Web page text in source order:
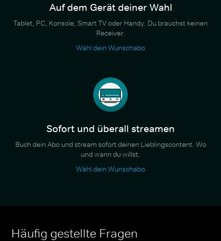
Auf dem Gerät deiner Wahl
Tablet, PC, Konsole, Smart TV oder Handy. Du brauchst keinen
Receiver.
Wähl dein Wunschabo
Sofort und überall streamen
Buch dein Abo und stream sofort deinen Lieblingscontent. Wo
und wann du willst.
Wähl dein Wunschabo
Häufig gestellte Fragen